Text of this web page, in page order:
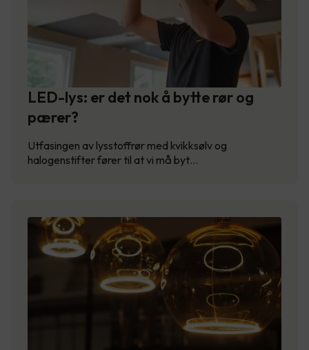
LED-lys: er det nok å bytte rør og
pærer?
Utfasingen av lysstoffrør med kvikksølv og
halogenstifter fører til at vi må byt…